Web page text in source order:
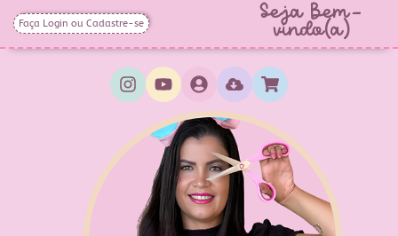
Faça Login ou Cadastre-se Seja Bem-
vindo(a)